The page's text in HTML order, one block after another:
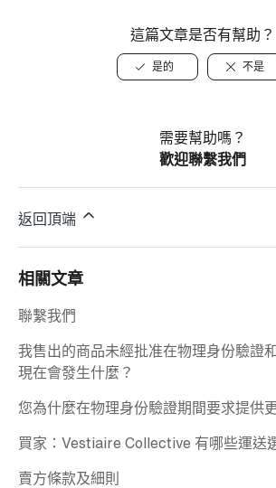
這篇文章是否有幫助？
是的 不是
需要幫助嗎？
歡迎聯繫我們
返回頂端
相關文章
聯繫我們
我售出的商品未經批准在物理身份驗證
現在會發生什麼？
您為什麼在物理身份驗證期間要求提供
買家：Vestiaire Collective 有哪些運送
賣方條款及細則